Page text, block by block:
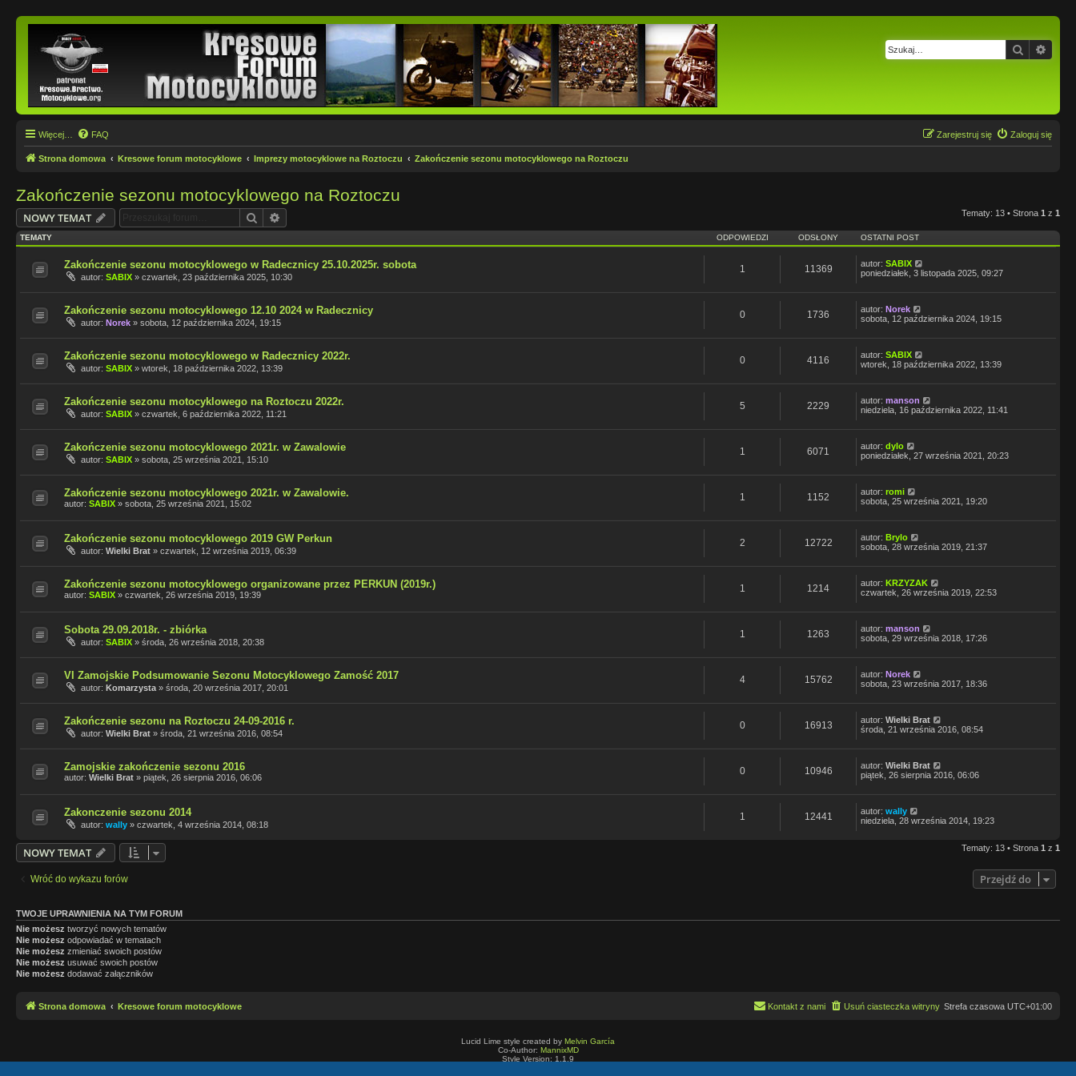
Szukaj
Więcej… FAQ Zaloguj się
Zarejestruj się
Strona domowa Kresowe forum motocyklowe Imprezy motocyklowe na Roztoczu Zakończenie sezonu motocyklowego na Roztoczu
Zakończenie sezonu motocyklowego na Roztoczu
NOWY TEMAT Szukaj Tematy: 13 • Strona 1 z 1
TEMATY ODPOWIEDZI ODSŁONY OSTATNI POST
Zakończenie sezonu motocyklowego w Radecznicy 25.10.2025r. sobota
autor: SABIX » czwartek, 23 października 2025, 10:30
1 11369 autor: SABIX
poniedziałek, 3 listopada 2025, 09:27
Zakończenie sezonu motocyklowego 12.10 2024 w Radecznicy
autor: Norek » sobota, 12 października 2024, 19:15
0 1736 autor: Norek
sobota, 12 października 2024, 19:15
Zakończenie sezonu motocyklowego w Radecznicy 2022r.
autor: SABIX » wtorek, 18 października 2022, 13:39
0 4116 autor: SABIX
wtorek, 18 października 2022, 13:39
Zakończenie sezonu motocyklowego na Roztoczu 2022r.
autor: SABIX » czwartek, 6 października 2022, 11:21
5 2229 autor: manson
niedziela, 16 października 2022, 11:41
Zakończenie sezonu motocyklowego 2021r. w Zawalowie
autor: SABIX » sobota, 25 września 2021, 15:10
1 6071 autor: dylo
poniedziałek, 27 września 2021, 20:23
Zakończenie sezonu motocyklowego 2021r. w Zawalowie.
autor: SABIX » sobota, 25 września 2021, 15:02
1 1152 autor: romi
sobota, 25 września 2021, 19:20
Zakończenie sezonu motocyklowego 2019 GW Perkun
autor: Wielki Brat » czwartek, 12 września 2019, 06:39
2 12722 autor: Brylo
sobota, 28 września 2019, 21:37
Zakończenie sezonu motocyklowego organizowane przez PERKUN (2019r.)
autor: SABIX » czwartek, 26 września 2019, 19:39
1 1214 autor: KRZYZAK
czwartek, 26 września 2019, 22:53
Sobota 29.09.2018r. - zbiórka
autor: SABIX » środa, 26 września 2018, 20:38
1 1263 autor: manson
sobota, 29 września 2018, 17:26
VI Zamojskie Podsumowanie Sezonu Motocyklowego Zamość 2017
autor: Komarzysta » środa, 20 września 2017, 20:01
4 15762 autor: Norek
sobota, 23 września 2017, 18:36
Zakończenie sezonu na Roztoczu 24-09-2016 r.
autor: Wielki Brat » środa, 21 września 2016, 08:54
0 16913 autor: Wielki Brat
środa, 21 września 2016, 08:54
Zamojskie zakończenie sezonu 2016
autor: Wielki Brat » piątek, 26 sierpnia 2016, 06:06
0 10946 autor: Wielki Brat
piątek, 26 sierpnia 2016, 06:06
Zakonczenie sezonu 2014
autor: wally » czwartek, 4 września 2014, 08:18
1 12441 autor: wally
niedziela, 28 września 2014, 19:23
NOWY TEMAT Tematy: 13 • Strona 1 z 1
Wróć do wykazu forów Przejdź do
TWOJE UPRAWNIENIA NA TYM FORUM
Nie możesz tworzyć nowych tematów
Nie możesz odpowiadać w tematach
Nie możesz zmieniać swoich postów
Nie możesz usuwać swoich postów
Nie możesz dodawać załączników
Strona domowa Kresowe forum motocyklowe Strefa czasowa UTC+01:00
Usuń ciasteczka witryny
Kontakt z nami
Lucid Lime style created by Melvin García
Co-Author: MannixMD
Style Version: 1.1.9